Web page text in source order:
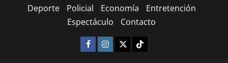
Deporte
Policial Economía
Entretención
Espectáculo
Contacto